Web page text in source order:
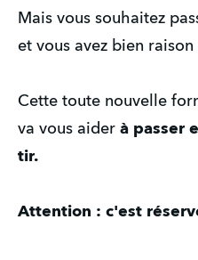
Mais vous souhaitez
et vous avez bien raison
Cette toute nouvelle
va vous aider à passer
tir.
Attention : c'est